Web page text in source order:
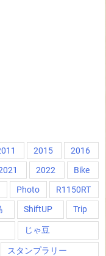
2015
2016
2022
Bike
Photo
R1150RT
ShiftUP Trip
じゃ豆
スタンプラリー